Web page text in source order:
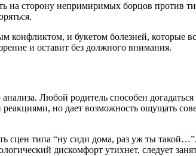
на сторону непримиримых борцов против
конфликтом, и букетом болезней, которые
и оставит без должного внимания.
Любой родитель способен
но дает возможность ощущать
сцен типа “ну сиди дома, раз уж ты
дискомфорт утихнет, следует